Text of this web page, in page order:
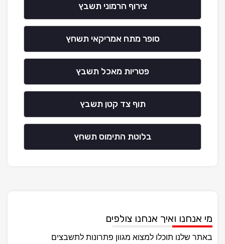
צירוף הרמוני תשבץ
סופר מתח אמריקאי תשחץ
פטריות מאכל תשבץ
תוף צד קטן תשבץ
בלוטת התימוס תשחץ
מי אנחנו ואיך אנחנו צולפים
באתר שלנו תוכלו למצוא מגוון פתרונות לתשבצים